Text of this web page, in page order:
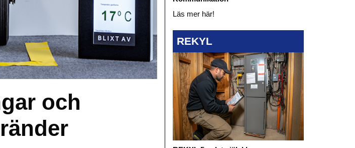
och
Läs mer här!
REKYL